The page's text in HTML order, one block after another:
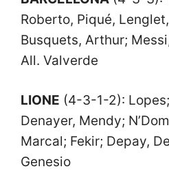
Roberto, Piqué,
Busquets, Arthur;
All. Valverde
LIONE (4-3-1-2):
Denayer, Mendy;
Marcal; Fekir; Depay,
Genesio